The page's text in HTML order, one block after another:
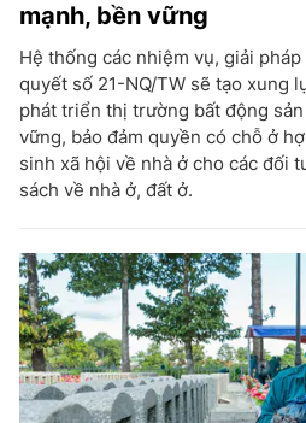
mạnh, bền vững
Hệ thống các nhiệm vụ, giải
quyết số 21-NQ/TW sẽ tạo xung
phát triển thị trường bất động
vững, bảo đảm quyền có chỗ ở
sinh xã hội về nhà ở cho các đối
sách về nhà ở, đất ở.